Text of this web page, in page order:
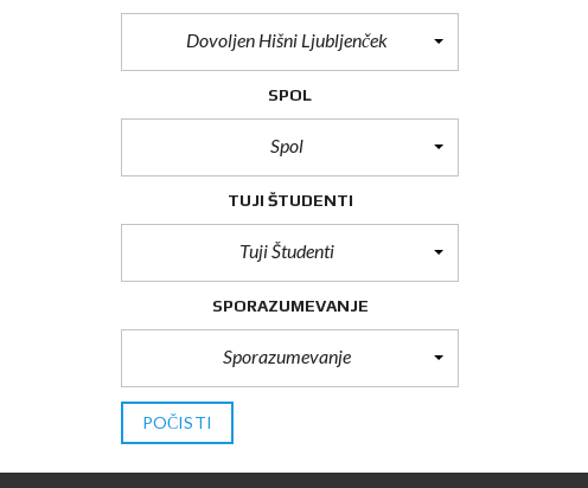
Dovoljen Hišni Ljubljenček
SPOL
Spol
TUJI ŠTUDENTI
Tuji Študenti
SPORAZUMEVANJE
Sporazumevanje
POČISTI